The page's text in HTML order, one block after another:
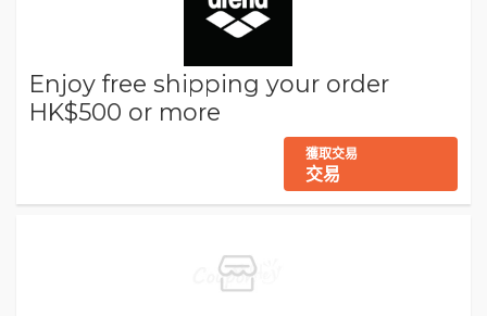
Enjoy free shipping your order
HK$500 or more
獲取交易
交易